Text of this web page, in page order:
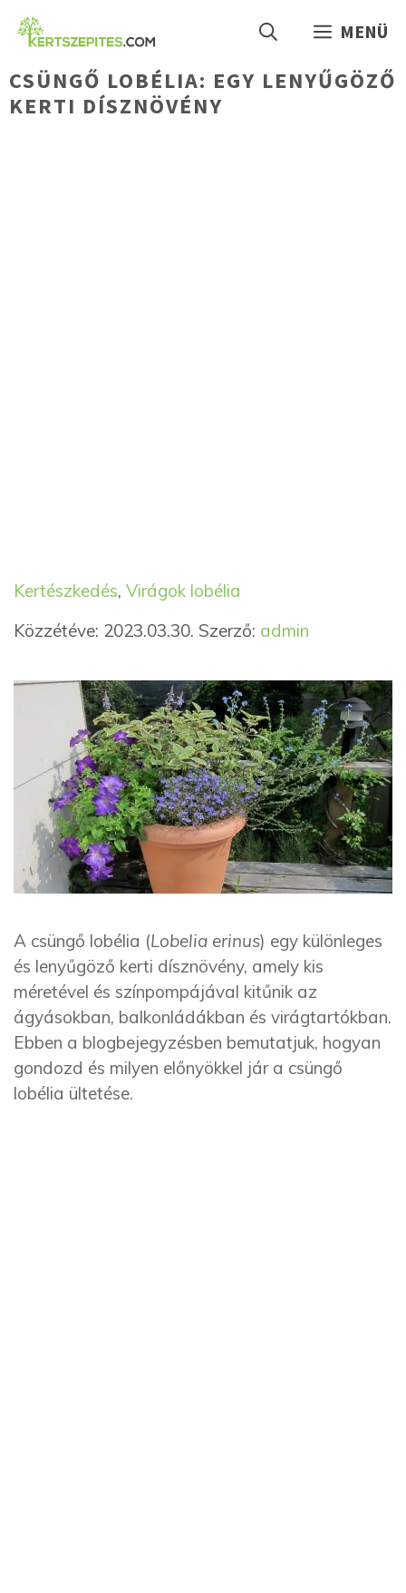
Kilépés
MENÜ
CSÜNGŐ LOBÉLIA: EGY LENYŰGÖZŐ
KERTI DÍSZNÖVÉNY
Kategória
Kertészkedés, Virágok Címkék
lobélia
Közzétéve: 2023.03.30. Szerző: admin
A csüngő lobélia (Lobelia erinus) egy különleges
és lenyűgöző kerti dísznövény, amely kis
méretével és színpompájával kitűnik az
ágyásokban, balkonládákban és virágtartókban.
Ebben a blogbejegyzésben bemutatjuk, hogyan
gondozd és milyen előnyökkel jár a csüngő
lobélia ültetése.